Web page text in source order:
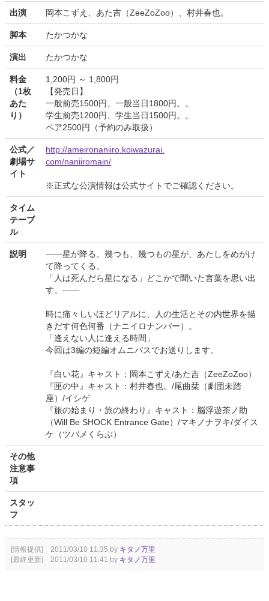
出演 岡本こずえ、あた吉（ZeeZoZoo）、村井春也。
脚本 たかつかな
演出 たかつかな
料金
（1枚
あた
り）
1,200円 ～ 1,800円
【発売日】
一般前売1500円、一般当日1800円。。
学生前売1200円、学生当日1500円。。
ペア2500円（予約のみ取扱）
公式／
劇場サ
イト
http://ameironaniiro.koiwazurai.
com/naniiromain/
※正式な公演情報は公式サイトでご確認ください。
タイム
テーブ
ル
説明
――星が降る。幾つも、幾つもの星が、あたしをめがけ
て降ってくる。
「人は死んだら星になる」どこかで聞いた言葉を思い出
す。――
時に痛々しいほどリアルに、人の生活とその内世界を描
きだす何色何番（ナニイロナンバー）。
「逢えない人に逢える時間」
今回は3編の短編オムニバスでお送りします。
『白い花』キャスト：岡本こずえ/あた吉（ZeeZoZoo）
『匣の中』キャスト：村井春也。/尾曲栞（劇団未踏
座）/イシゲ
『旅の始まり・旅の終わり』キャスト：脳浮遊茶ノ助
（Will Be SHOCK Entrance Gate）/マキノナヲキ/ダイス
ケ（ツバメくらぶ）
その他
注意事
項
スタッ
フ
[情報提供] 2011/03/10 11:35 by キタノ万里
[最終更新] 2011/03/10 11:41 by キタノ万里